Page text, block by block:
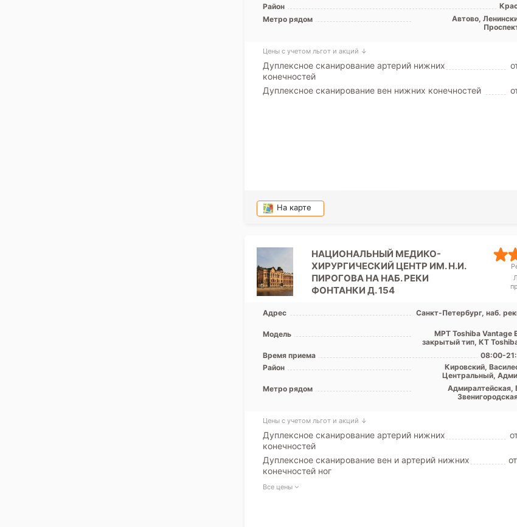
Район
Метро рядом
Автово,
Цены с учетом льгот и акций ↓
Дуплексное сканирование артерий нижних
конечностей
Дуплексное сканирование вен нижних конечностей
На карте
НАЦИОНАЛЬНЫЙ МЕДИКО-
ХИРУРГИЧЕСКИЙ ЦЕНТР ИМ. Н.И.
ПИРОГОВА НА НАБ. РЕКИ
ФОНТАНКИ Д. 154
Адрес
Санкт-Петербург, наб.
Модель
МРТ Toshiba Vantage
закрытый тип, КТ
Время приема
08:00-
Район
Кировский,
Центральный,
Метро рядом
Адмиралтейская,
Цены с учетом льгот и акций ↓
Дуплексное сканирование артерий нижних
конечностей
Дуплексное сканирование вен и артерий нижних
конечностей ног
Все цены